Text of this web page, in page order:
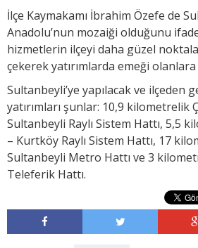
İlçe Kaymakamı İbrahim Özefe de
Anadolu’nun mozaiği olduğunu
hizmetlerin ilçeyi daha güzel
çekerek yatırımlarda emeği
Sultanbeyli’ye yapılacak ve ilçeden
yatırımları şunlar: 10,9 kilometrelik
Sultanbeyli Raylı Sistem Hattı, 5,5
– Kurtköy Raylı Sistem Hattı, 17
Sultanbeyli Metro Hattı ve 3
Teleferik Hattı.